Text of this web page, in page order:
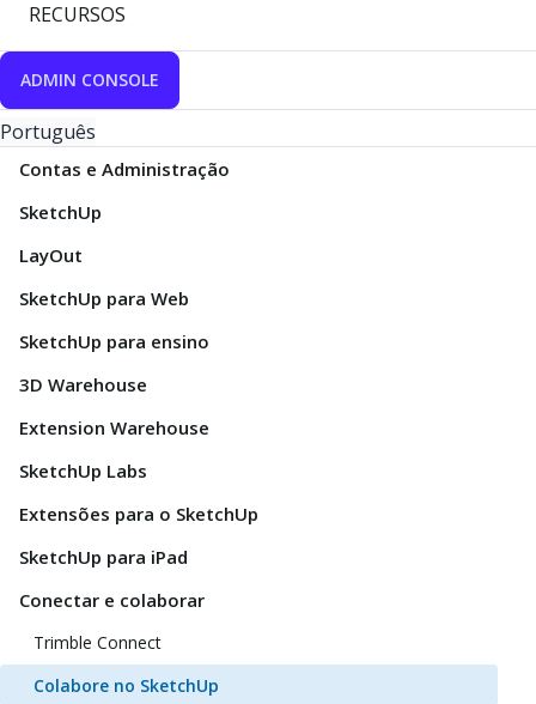
RECURSOS
ADMIN CONSOLE
Português
Contas e Administração
SketchUp
LayOut
SketchUp para Web
SketchUp para ensino
3D Warehouse
Extension Warehouse
SketchUp Labs
Extensões para o SketchUp
SketchUp para iPad
Conectar e colaborar
Trimble Connect
Colabore no SketchUp